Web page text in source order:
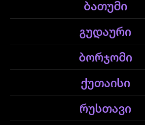
ბათუმი
გუდაური
ბორჯომი
ქუთაისი
რუსთავი